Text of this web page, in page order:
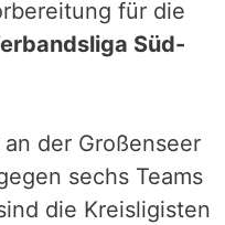
für die
Süd-
der Großenseer
sechs Teams
die Kreisligisten